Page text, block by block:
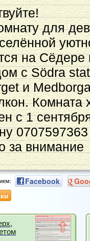
для
на Сёдере
с Södra
и
с 1
0707597363
за внимание
Facebook